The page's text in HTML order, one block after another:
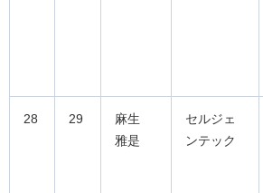
28 29
麻生
雅是
セルジェ
ンテック